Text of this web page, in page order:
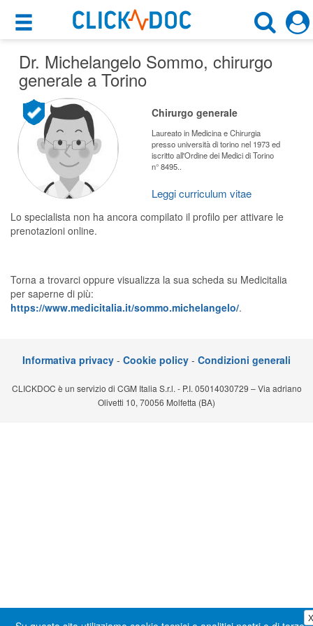
×
Motore di ricerca
×
Cerca uno specialista
Chirurgo Generale
Torino (TO)
CERCA
Cosa possiamo offrirti
Per i pazienti
Prenota una visita
Ricerca specialisti
Consulti online
Prenotazioni online
Planner e rubrica in cloud
Teleconsulto
Dr. Michelangelo Sommo, chirurgo
generale a Torino
Chirurgo generale
Laureato in Medicina e Chirurgia
presso università di torino nel 1973 ed
iscritto all'Ordine dei Medici di Torino
n° 8495..
Leggi curriculum vitae
Lo specialista non ha ancora compilato il profilo per attivare le
prenotazioni online.
Torna a trovarci oppure visualizza la sua scheda su Medicitalia
per saperne di più:
https://www.medicitalia.it/sommo.michelangelo/.
X
Informativa privacy - Cookie policy - Condizioni generali
CLICKDOC è un servizio di CGM Italia S.r.l. - P.I. 05014030729 – Via adriano
Olivetti 10, 70056 Molfetta (BA)